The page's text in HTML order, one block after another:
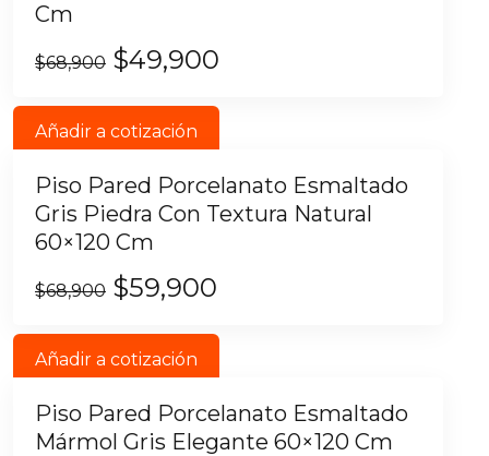
Cm
$68,900 $49,900
Añadir a cotización
Piso Pared Porcelanato Esmaltado
Gris Piedra Con Textura Natural
60×120 Cm
$68,900 $59,900
Añadir a cotización
Piso Pared Porcelanato Esmaltado
Mármol Gris Elegante 60×120 Cm